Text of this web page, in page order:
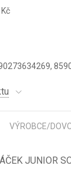
VÝROBCE/
JUNIOR